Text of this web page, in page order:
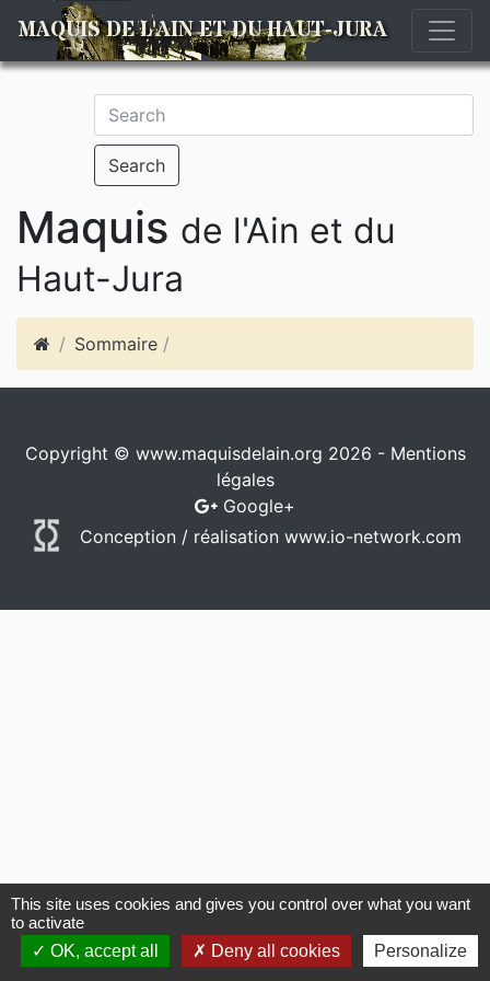
MAQUIS DE L'AIN ET DU HAUT-JURA
Search
Maquis de l'Ain et du
Haut-Jura
Sommaire /
Copyright © www.maquisdelain.org 2026 - Mentions
légales
Google+
Conception / réalisationwww.io-network.com
This site uses cookies and gives you control over what you want
to activate
OK, accept all
Deny all cookies Personalize